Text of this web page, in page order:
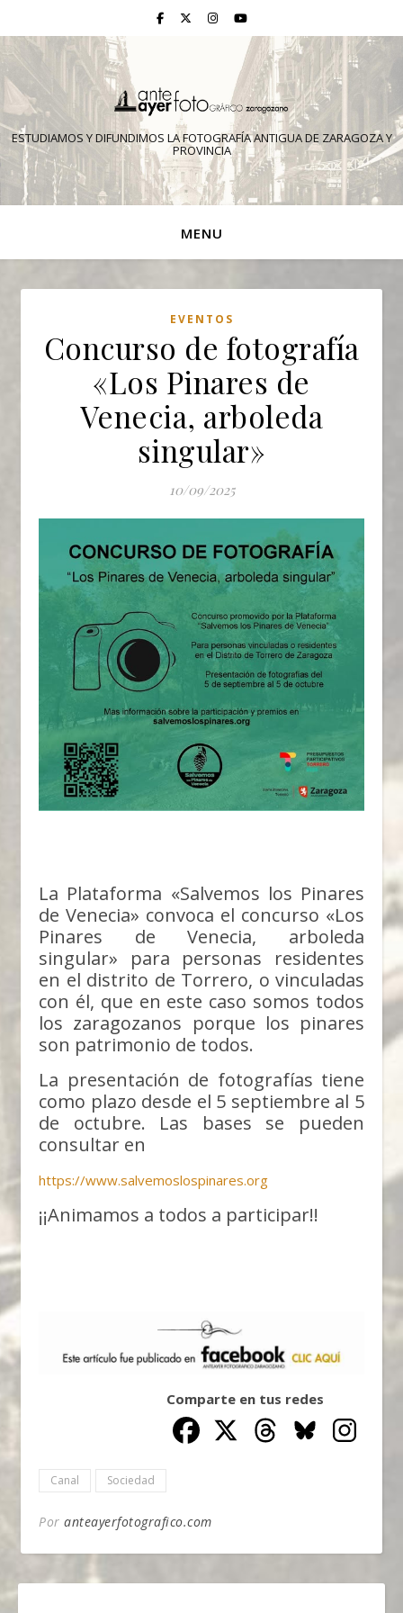
ESTUDIAMOS Y DIFUNDIMOS LA FOTOGRAFÍA ANTIGUA DE ZARAGOZA Y
PROVINCIA
MENU
EVENTOS
Concurso de fotografía
«Los Pinares de
Venecia, arboleda
singular»
10/09/2025
La Plataforma «Salvemos los Pinares
de Venecia» convoca el concurso «Los
Pinares de Venecia, arboleda
singular» para personas residentes
en el distrito de Torrero, o vinculadas
con él, que en este caso somos todos
los zaragozanos porque los pinares
son patrimonio de todos.
La presentación de fotografías tiene
como plazo desde el 5 septiembre al 5
de octubre. Las bases se pueden
consultar en
https://www.salvemoslospinares.org
¡¡Animamos a todos a participar!!
Comparte en tus redes
Canal Sociedad
Por anteayerfotografico.com